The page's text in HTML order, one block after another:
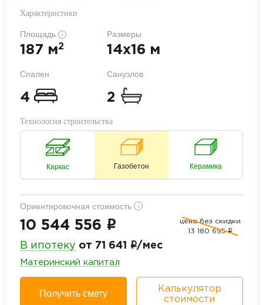
Характеристики
Площадь i
187 м2
Размеры
14x16 м
Спален
4
Санузлов
2
Технология строительства
Каркас Газобетон Керамика
Ориентировочная стоимость i
10 544 556 i
цена без скидки
13 180 695 i
В ипотеку от 71 641 i/мес
Материнский капитал
Получить смету
Калькулятор
стоимости